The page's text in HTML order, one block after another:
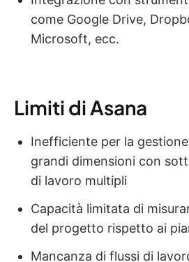
come Google Drive,
Microsoft, ecc.
Limiti di Asana
Inefficiente per la
grandi dimensioni con
di lavoro multipli
Capacità limitata di
del progetto rispetto ai
Mancanza di flussi di